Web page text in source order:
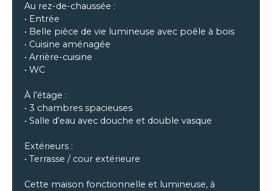
Au rez-de-chaussée :
• Entrée
• Belle pièce de vie lumineuse avec poêle à bois
• Cuisine aménagée
• Arrière-cuisine
• WC
À l’étage :
• 3 chambres spacieuses
• Salle d’eau avec douche et double vasque
Extérieurs :
• Terrasse / cour extérieure
Cette maison fonctionnelle et lumineuse, à